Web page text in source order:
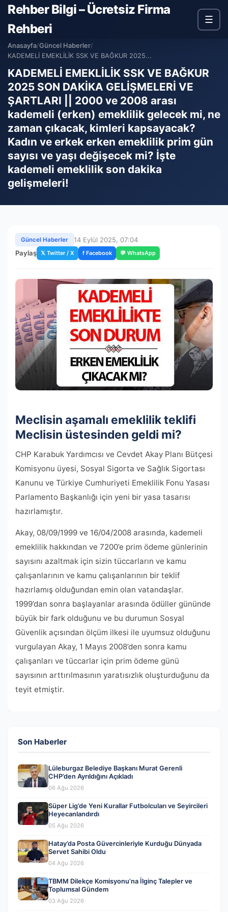
Rehber Bilgi – Ücretsiz Firma
Rehberi
☰
Anasayfa/Güncel Haberler/
KADEMELİ EMEKLİLİK SSK VE BAĞKUR 2025...
KADEMELİ EMEKLİLİK SSK VE BAĞKUR
2025 SON DAKİKA GELİŞMELERİ VE
ŞARTLARI || 2000 ve 2008 arası
kademeli (erken) emeklilik gelecek mi, ne
zaman çıkacak, kimleri kapsayacak?
Kadın ve erkek erken emeklilik prim gün
sayısı ve yaşı değişecek mi? İşte
kademeli emeklilik son dakika
gelişmeleri!
Güncel Haberler
14 Eylül 2025, 07:04
Paylaş 𝕏 Twitter / X f Facebook 💬 WhatsApp
Meclisin aşamalı emeklilik teklifi
Meclisin üstesinden geldi mi?
CHP Karabuk Yardımcısı ve Cevdet Akay Planı Bütçesi
Komisyonu üyesi, Sosyal Sigorta ve Sağlık Sigortası
Kanunu ve Türkiye Cumhuriyeti Emeklilik Fonu Yasası
Parlamento Başkanlığı için yeni bir yasa tasarısı
hazırlamıştır.
Akay, 08/09/1999 ve 16/04/2008 arasında, kademeli
emeklilik hakkından ve 7200’e prim ödeme günlerinin
sayısını azaltmak için sizin tüccarların ve kamu
çalışanlarının ve kamu çalışanlarının bir teklif
hazırlamış olduğundan emin olan vatandaşlar.
1999’dan sonra başlayanlar arasında ödüller gününde
büyük bir fark olduğunu ve bu durumun Sosyal
Güvenlik açısından ölçüm ilkesi ile uyumsuz olduğunu
vurgulayan Akay, 1 Mayıs 2008’den sonra kamu
çalışanları ve tüccarlar için prim ödeme günü
sayısının arttırılmasının yaratısızlık oluşturduğunu da
teyit etmiştir.
Son Haberler
Lüleburgaz Belediye Başkanı Murat Gerenli
CHP’den Ayrıldığını Açıkladı
06 Ağu 2026
Süper Lig’de Yeni Kurallar Futbolcuları ve Seyircileri
Heyecanlandırdı
05 Ağu 2026
Hatay’da Posta Güvercinleriyle Kurduğu Dünyada
Servet Sahibi Oldu
04 Ağu 2026
TBMM Dilekçe Komisyonu’na İlginç Talepler ve
Toplumsal Gündem
03 Ağu 2026